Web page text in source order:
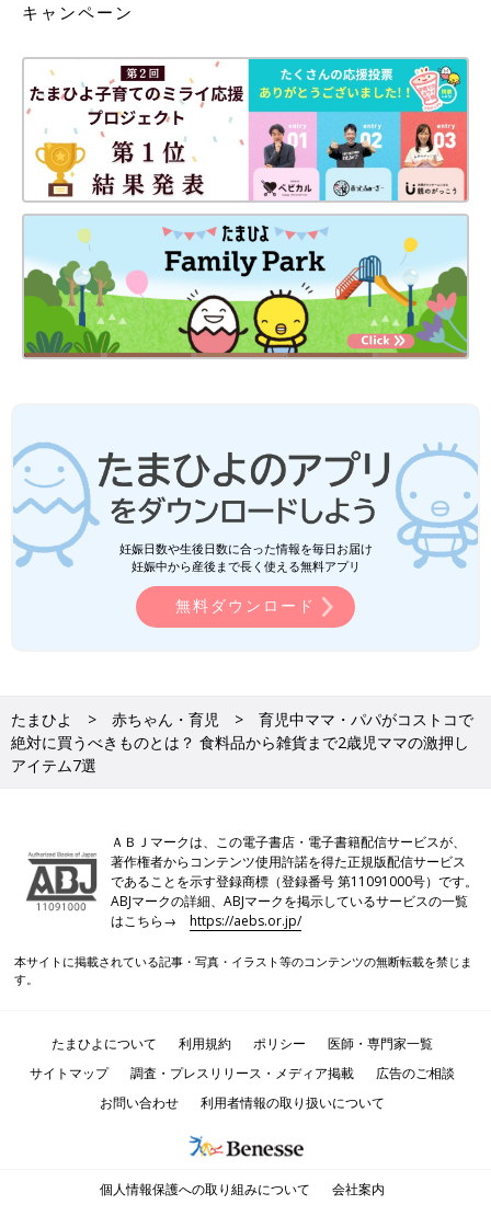
キャンペーン
妊娠日数や生後日数に合った情報を毎日お届け
妊娠中から産後まで長く使える無料アプリ
無料ダウンロード
たまひよ 赤ちゃん・育児
育児中ママ・パパがコストコで
絶対に買うべきものとは？ 食料品から雑貨まで2歳児ママの激押し
アイテム7選
ＡＢＪマークは、この電子書店・電子書籍配信サービスが、
著作権者からコンテンツ使用許諾を得た正規版配信サービス
であることを示す登録商標（登録番号 第11091000号）です。
ABJマークの詳細、ABJマークを掲示しているサービスの一覧
はこちら→https://aebs.or.jp/
本サイトに掲載されている記事・写真・イラスト等のコンテンツの無断転載を禁じま
す。
たまひよについて 利用規約 ポリシー
医師・専門家一覧
サイトマップ
調査・プレスリリース・メディア掲載
広告のご相談
お問い合わせ
利用者情報の取り扱いについて
個人情報保護への取り組みについて 会社案内